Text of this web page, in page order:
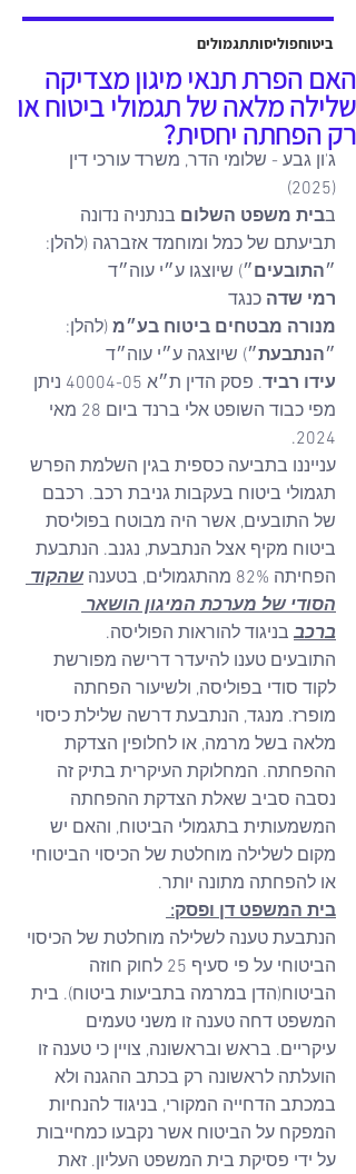
אשר יוצגה על ידי עו"ד שלמה ברקוביץ'
ועו"ד גיל סבן ואח'. פסק הדין ניתן על ידי
2025, והוכרעו בו סוגיות מהותיות בנוגע
לחישוב פיצויים לנפגעי תאונות עבודה,
כולל הקשר בין הנכות ה
ביטוחפוליסותתגמולים
האם הפרת תנאי מיגון מצדיקה
שלילה מלאה של תגמולי ביטוח או
רק הפחתה יחסית?
ג'ון גבע - שלומי הדר, משרד עורכי דין
(2025)
בבית משפט השלום בנתניה נדונה
תביעתם של כמל ומוחמד אזברגה (להלן:
״התובעים״) שיוצגו ע״י עוה״ד
רמי שדה כנגד
מנורה מבטחים ביטוח בע״מ (להלן:
״הנתבעת״) שיוצגה ע״י עוה״ד
עידו רביד
. פסק הדין ת״א 40004-05 ניתן
מפי כבוד השופט אלי ברנד ביום 28 מאי
2024.
ענייננו בתביעה כספית בגין השלמת הפרש
תגמולי ביטוח בעקבות גניבת רכב. רכבם
של התובעים, אשר היה מבוטח בפוליסת
ביטוח מקיף אצל הנתבעת, נגנב. הנתבעת
הפחיתה 82% מהתגמולים, בטענה
שהקוד
הסודי של מערכת המיגון הושאר
ברכב בניגוד להוראות הפוליסה.
התובעים טענו להיעדר דרישה מפורשת
לקוד סודי בפוליסה, ולשיעור הפחתה
מופרז. מנגד, הנתבעת דרשה שלילת כיסוי
מלאה בשל מרמה, או לחלופין הצדקת
ההפחתה. המחלוקת העיקרית בתיק זה
נסבה סביב שאלת הצדקת ההפחתה
המשמעותית בתגמולי הביטוח, והאם יש
מקום לשלילה מוחלטת של הכיסוי הביטוחי
או להפחתה מתונה יותר.
בית המשפט דן ופסק:
הנתבעת טענה לשלילה מוחלטת של הכיסוי
הביטוחי על פי סעיף 25 לחוק חוזה
הביטוח(הדן במרמה בתביעות ביטוח). בית
המשפט דחה טענה זו משני טעמים
עיקריים. בראש ובראשונה, צויין כי טענה זו
הועלתה לראשונה רק בכתב ההגנה ולא
במכתב הדחייה המקורי, בניגוד להנחיות
המפקח על הביטוח אשר נקבעו כמחייבות
על ידי פסיקת בית המשפט העליון. זאת